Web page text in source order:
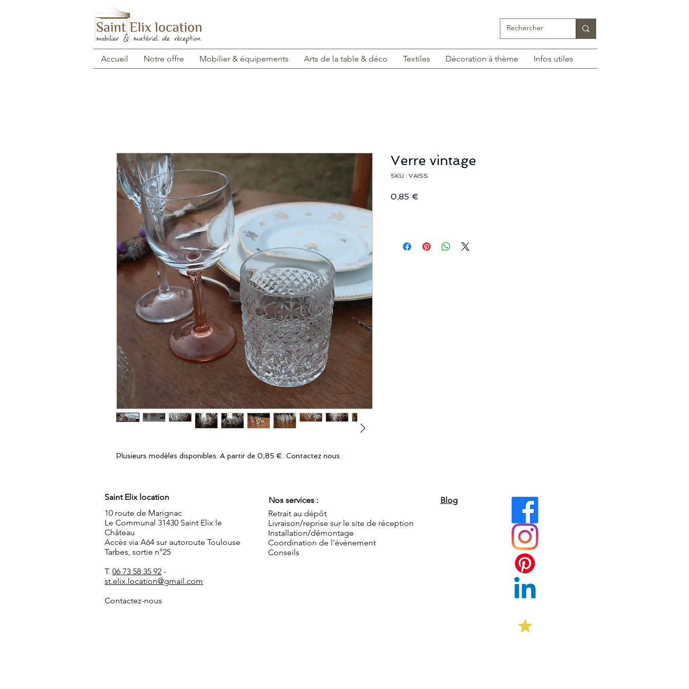
Accueil Notre offre Mobilier & équipements Arts de la table & déco Textiles Décoration à thème Infos utiles
Plusieurs modèles disponibles. A partir de 0,85 €. Contactez nous.
Verre vintage
SKU : VAISS
0,85 €
Saint Elix location
10 route de Marignac
Le Communal 31430 Saint Elix le
Château
Accès via A64 sur autoroute Toulouse
Tarbes, sortie n°25
T. 06 73 58 35 92 -
st.elix.location@gmail.com
Contactez-nous
Nos services :
Retrait au dépôt
Livraison/reprise sur le site de réception
Installation/démontage
Coordination de l'événement
Conseils
Blog